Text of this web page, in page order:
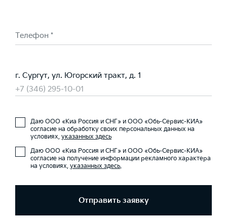
Телефон *
г. Сургут, ул. Югорский тракт, д. 1
+7 (346) 295-10-01
Даю ООО «Киа Россия и СНГ» и ООО «Обь-Сервис-КИА»
согласие на обработку своих персональных данных на
условиях, указанных здесь
Даю ООО «Киа Россия и СНГ» и ООО «Обь-Сервис-КИА»
согласие на получение информации рекламного характера
на условиях, указанных здесь.
Отправить заявку